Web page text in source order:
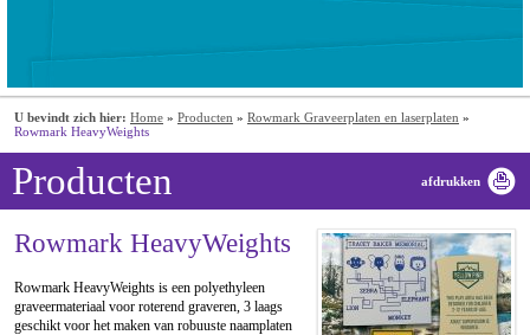
U bevindt zich hier: Home » Producten » Rowmark Graveerplaten en laserplaten »
Rowmark HeavyWeights
afdrukken
Producten
Rowmark HeavyWeights
Rowmark HeavyWeights is een polyethyleen
graveermateriaal voor roterend graveren, 3 laags
geschikt voor het maken van robuuste naamplaten